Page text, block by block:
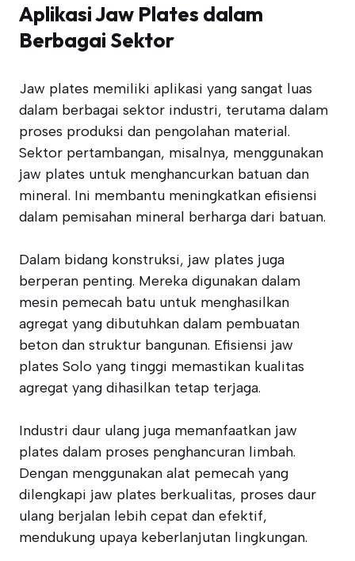
Aplikasi Jaw Plates dalam
Berbagai Sektor
Jaw plates memiliki aplikasi yang sangat luas
dalam berbagai sektor industri, terutama dalam
proses produksi dan pengolahan material.
Sektor pertambangan, misalnya, menggunakan
jaw plates untuk menghancurkan batuan dan
mineral. Ini membantu meningkatkan efisiensi
dalam pemisahan mineral berharga dari batuan.
Dalam bidang konstruksi, jaw plates juga
berperan penting. Mereka digunakan dalam
mesin pemecah batu untuk menghasilkan
agregat yang dibutuhkan dalam pembuatan
beton dan struktur bangunan. Efisiensi jaw
plates Solo yang tinggi memastikan kualitas
agregat yang dihasilkan tetap terjaga.
Industri daur ulang juga memanfaatkan jaw
plates dalam proses penghancuran limbah.
Dengan menggunakan alat pemecah yang
dilengkapi jaw plates berkualitas, proses daur
ulang berjalan lebih cepat dan efektif,
mendukung upaya keberlanjutan lingkungan.